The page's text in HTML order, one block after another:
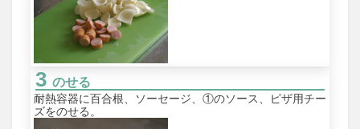
のせる
耐熱容器に百合根、ソーセージ、①のソース、ピザ用チー
ズをのせる。